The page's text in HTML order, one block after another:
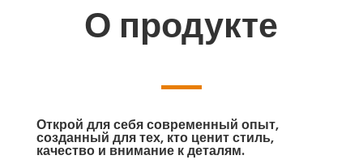
О продукте
Открой для себя современный опыт,
созданный для тех, кто ценит стиль,
качество и внимание к деталям.